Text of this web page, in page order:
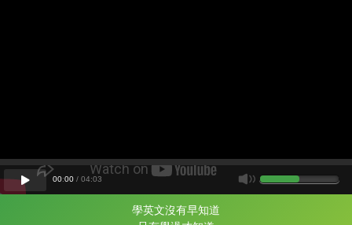
學英文沒有早知道
片尾有
00:00 / 04:03